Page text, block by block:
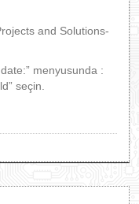
and Solutions-
menyusunda :
seçin.